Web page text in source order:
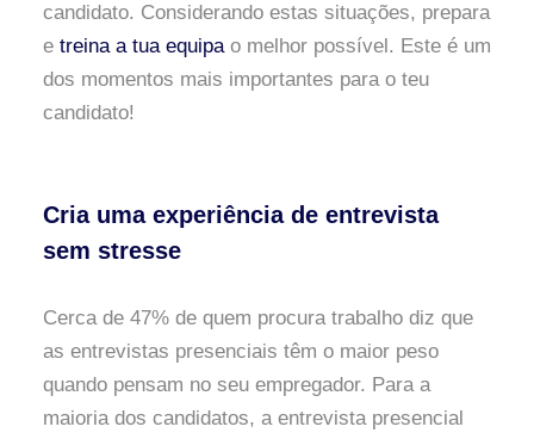
candidato. Considerando estas situações, prepara
e treina a tua equipao melhor possível. Este é um
dos momentos mais importantes para o teu
candidato!
Cria uma experiência de entrevista
sem stresse
Cerca de 47% de quem procura trabalho diz que
as entrevistas presenciais têm o maior peso
quando pensam no seu empregador. Para a
maioria dos candidatos, a entrevista presencial